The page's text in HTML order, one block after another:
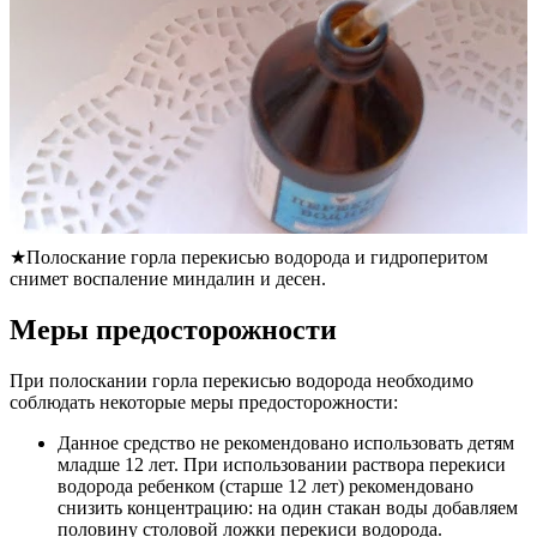
★Полоскание горла перекисью водорода и гидроперитом
снимет воспаление миндалин и десен.
Меры предосторожности
При полоскании горла перекисью водорода необходимо
соблюдать некоторые меры предосторожности:
Данное средство не рекомендовано использовать детям
младше 12 лет. При использовании раствора перекиси
водорода ребенком (старше 12 лет) рекомендовано
снизить концентрацию: на один стакан воды добавляем
половину столовой ложки перекиси водорода.